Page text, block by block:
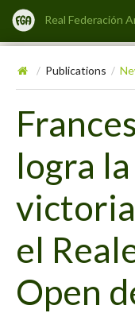
Real Federación
/ Publications /
logra
el
Open